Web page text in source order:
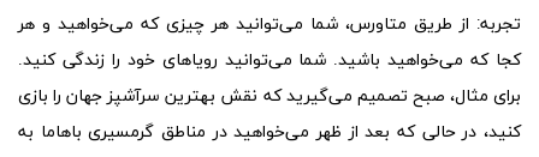
تجربه: از طریق متاورس، شما می‌توانید هر چیزی که می‌خواهید و هر
کجا که می‌خواهید باشید. شما می‌توانید رویاهای خود را زندگی کنید.
برای مثال، صبح تصمیم می‌گیرید که نقش بهترین سرآشپز جهان را بازی
کنید، در حالی که بعد از ظهر می‌خواهید در مناطق گرمسیری باهاما به